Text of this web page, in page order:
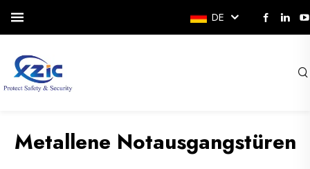
DE
Metallene Notausgangstüren